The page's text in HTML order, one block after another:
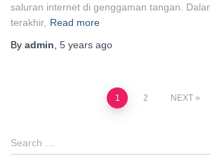
saluran internet di genggaman tangan.
terakhir, Read more
By admin 5 years ago
navigation
1 2 NEXT
S
e
Search …